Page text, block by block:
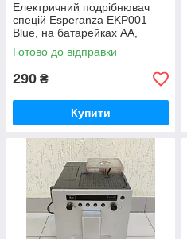
Електричний подрібнювач
спецій Esperanza EKP001
Blue, на батарейках AA,
автоматичний млинок для
перцю та солі, LED
Готово до відправки
290 ₴
Купити